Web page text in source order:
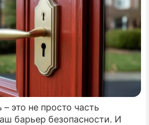
ЭКОНОМИКА
ПРОИСШЕСТВИЯ
СТИЛЬ ЖИЗНИ
ИГРЫ
это не просто часть
барьер безопасности. И